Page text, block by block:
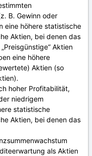
B. Gewinn oder
eine höhere statistische
Aktien, bei denen das
Aktien
eine höhere
Aktien (so
hoher Profitabilität,
niedrigem
statistische
Aktien, bei denen das
als Aktien